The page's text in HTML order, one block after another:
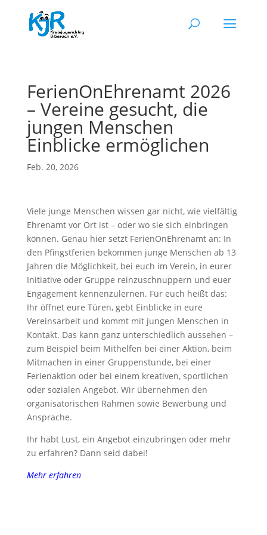
FerienOnEhrenamt 2026
– Vereine gesucht, die
jungen Menschen
Einblicke ermöglichen
Feb. 20, 2026
Viele junge Menschen wissen gar nicht, wie vielfältig
Ehrenamt vor Ort ist – oder wo sie sich einbringen
können. Genau hier setzt FerienOnEhrenamt an: In
den Pfingstferien bekommen junge Menschen ab 13
Jahren die Möglichkeit, bei euch im Verein, in eurer
Initiative oder Gruppe reinzuschnuppern und euer
Engagement kennenzulernen. Für euch heißt das:
Ihr öffnet eure Türen, gebt Einblicke in eure
Vereinsarbeit und kommt mit jungen Menschen in
Kontakt. Das kann ganz unterschiedlich aussehen –
zum Beispiel beim Mithelfen bei einer Aktion, beim
Mitmachen in einer Gruppenstunde, bei einer
Ferienaktion oder bei einem kreativen, sportlichen
oder sozialen Angebot. Wir übernehmen den
organisatorischen Rahmen sowie Bewerbung und
Ansprache.
Ihr habt Lust, ein Angebot einzubringen oder mehr
zu erfahren? Dann seid dabei!
Mehr erfahren